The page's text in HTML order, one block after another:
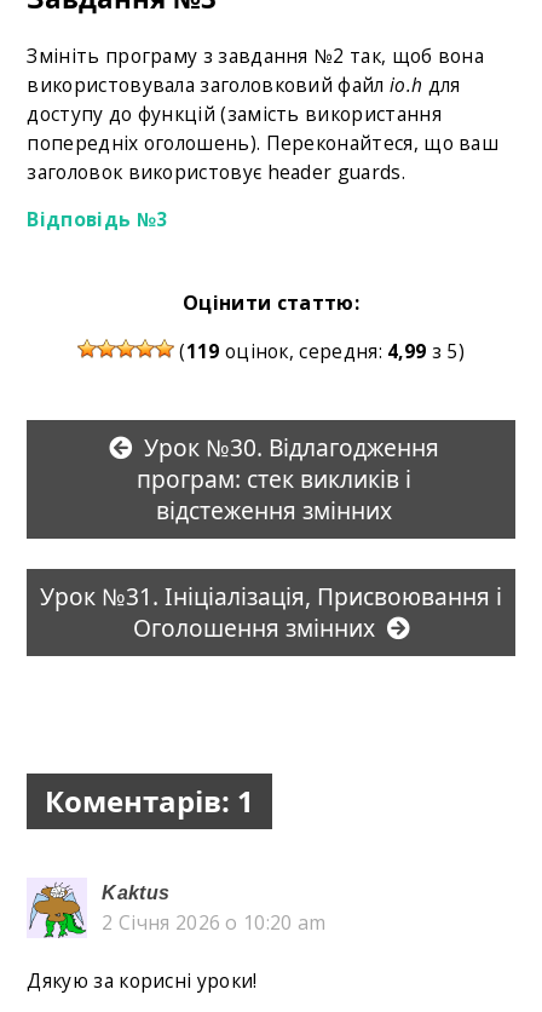
Змініть програму з завдання №2 так, щоб вона
використовувала заголовковий файл io.h для
доступу до функцій (замість використання
попередніх оголошень). Переконайтеся, що ваш
заголовок використовує header guards.
Відповідь №3
Оцінити статтю:
(119 оцінок, середня: 4,99 з 5)
Урок №30. Відлагодження
програм: стек викликів і
відстеження змінних
Урок №31. Ініціалізація, Присвоювання і
Оголошення змінних
Коментарів: 1
Kaktus
2 Січня 2026 о 10:20 am
Дякую за корисні уроки!